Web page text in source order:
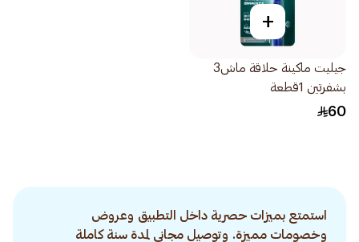
+
جيليت ماكينة حلاقة ماش3
بشفرتين 1قطعة
60
استمتع بميزات حصرية داخل التطبيق وعروض
وخصومات مميزة. وتوصيل مجاني لمدة سنة كاملة